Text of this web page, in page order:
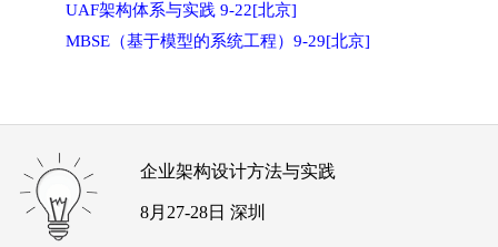
UAF架构体系与实践 9-22[北京]
MBSE（基于模型的系统工程）9-29[北京]